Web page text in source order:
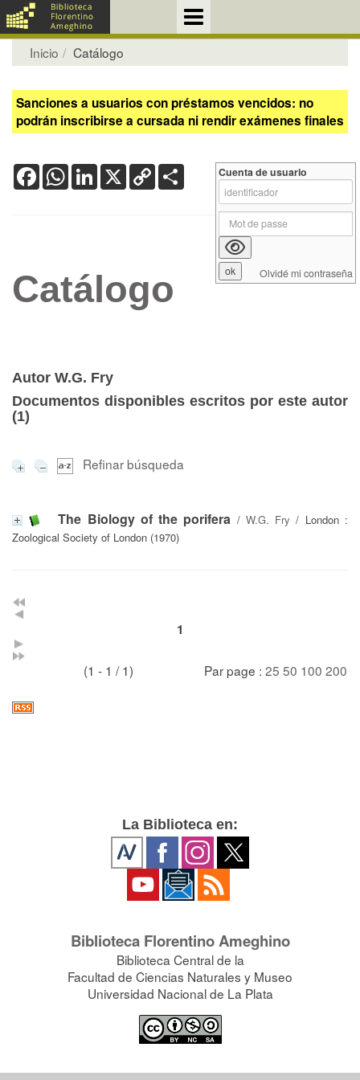
Inicio Catálogo
Sanciones a usuarios con préstamos vencidos: no
podrán inscribirse a cursada ni rendir exámenes finales
FacebookWhatsApp
LinkedIn
X Copy
Link
Catálogo
Autor W.G. Fry
Documentos disponibles escritos por este autor
(1)
Refinar búsqueda
The Biology of the porifera / W.G. Fry / London :
Zoological Society of London (1970)
1
(1 - 1 / 1) Par page : 25 50 100 200
Cuenta de usuario
Olvidé mi contraseña
La Biblioteca en:
Biblioteca Florentino Ameghino
Biblioteca Central de la
Facultad de Ciencias Naturales y Museo
Universidad Nacional de La Plata